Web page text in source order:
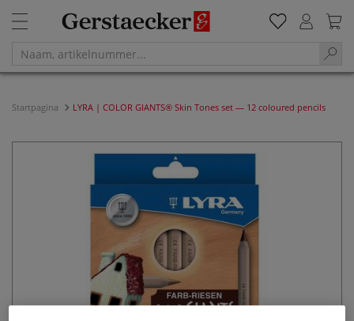
Startpagina LYRA | COLOR GIANTS® Skin Tones set — 12 coloured pencils